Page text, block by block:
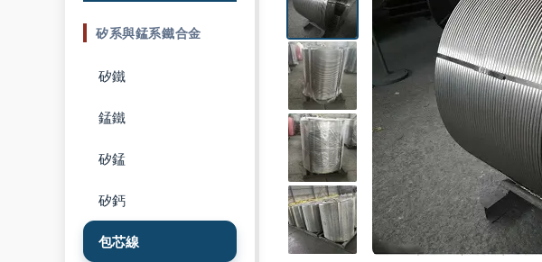
矽系與錳系鐵合金
矽鐵
錳鐵
矽錳
矽鈣
包芯線